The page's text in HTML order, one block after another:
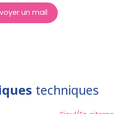
un mail
techniques